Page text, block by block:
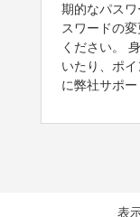
期的なパス
スワードの
ください。
いたり、ポ
に弊社サポ
表